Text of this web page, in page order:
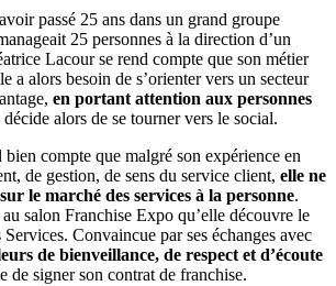
passé 25 ans dans un grand groupe
25 personnes à la direction d’un
Lacour se rend compte que son métier
a alors besoin de s’orienter vers un secteur
en portant attention aux personnes
alors de se tourner vers le social.
compte que malgré son expérience en
de gestion, de sens du service client, elle ne
le marché des services à la personne.
salon Franchise Expo qu’elle découvre le
Convaincue par ses échanges avec
de bienveillance, de respect et d’écoute
de signer son contrat de franchise.